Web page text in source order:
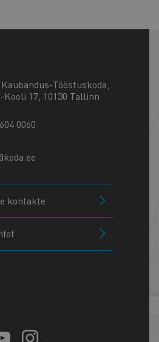
Tööstuskoda,
Kooli 17, 10130 Tallinn
0060
kontakte